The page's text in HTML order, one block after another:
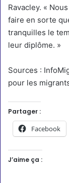
Ravacley. «
faire en sorte
tranquilles le
leur diplôme. »
Sources :
pour les
Partager :
Facebook
J’aime ça :